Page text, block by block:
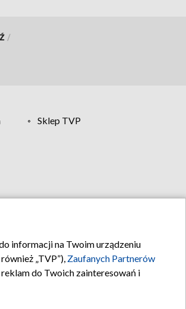
/
Sklep TVP
informacji na Twoim urządzeniu
„TVP”), Zaufanych Partnerów
do Twoich zainteresowań i